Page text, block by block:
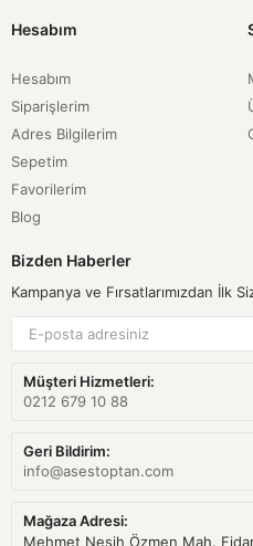
Hesabım
Hesabım
Siparişlerim
Adres Bilgilerim
Sepetim
Favorilerim
Blog
Bizden Haberler
Kampanya ve Fırsatlarımızdan İlk
Müşteri Hizmetleri:
0212 679 10 88
Geri Bildirim:
info@asestoptan.com
Mağaza Adresi:
Mehmet Nesih Özmen Mah.